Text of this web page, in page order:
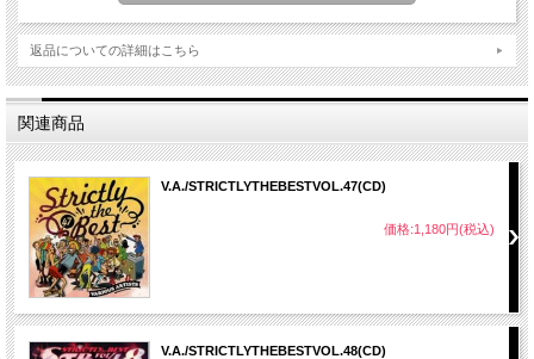
返品についての詳細はこちら
関連商品
V.A./STRICTLYTHEBESTVOL.47(CD)
価格:1,180円(税込)
V.A./STRICTLYTHEBESTVOL.48(CD)